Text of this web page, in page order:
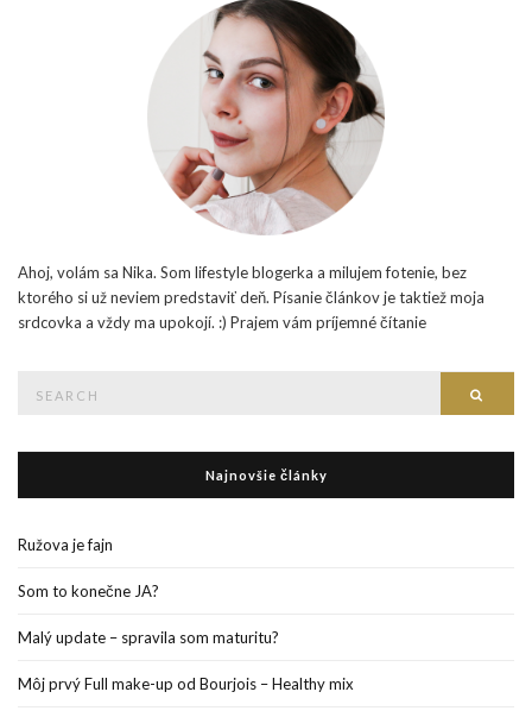
Ahoj, volám sa Nika. Som lifestyle blogerka a milujem fotenie, bez
ktorého si už neviem predstaviť deň. Písanie článkov je taktiež moja
srdcovka a vždy ma upokojí. :) Prajem vám príjemné čítanie
Najnovšie články
Ružova je fajn
Som to konečne JA?
Malý update – spravila som maturitu?
Môj prvý Full make-up od Bourjois – Healthy mix